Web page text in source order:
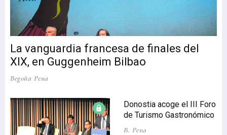
La vanguardia francesa de finales del
XIX, en Guggenheim Bilbao
Begoña Pena
Donostia acoge el III Foro
de Turismo Gastronómico
B. Pena